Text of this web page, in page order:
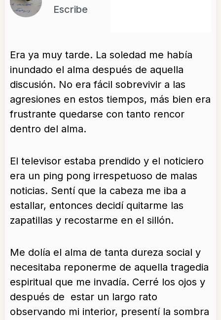
Escribe
Era ya muy tarde. La soledad me había
inundado el alma después de aquella
discusión. No era fácil sobrevivir a las
agresiones en estos tiempos, más bien era
frustrante quedarse con tanto rencor
dentro del alma.
El televisor estaba prendido y el noticiero
era un ping pong irrespetuoso de malas
noticias. Sentí que la cabeza me iba a
estallar, entonces decidí quitarme las
zapatillas y recostarme en el sillón.
Me dolía el alma de tanta dureza social y
necesitaba reponerme de aquella tragedia
espiritual que me invadía. Cerré los ojos y
después de estar un largo rato
observando mi interior, presentí la sombra